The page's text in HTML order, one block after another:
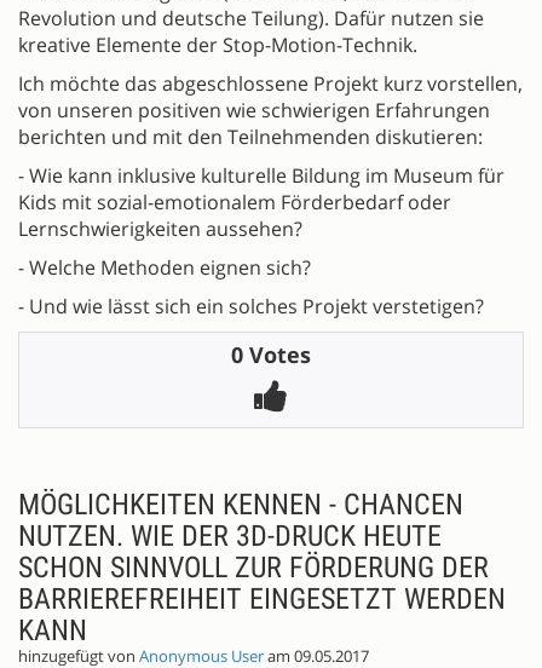
Revolution und deutsche Teilung). Dafür nutzen sie
kreative Elemente der Stop-Motion-Technik.
Ich möchte das abgeschlossene Projekt kurz vorstellen,
von unseren positiven wie schwierigen Erfahrungen
berichten und mit den Teilnehmenden diskutieren:
- Wie kann inklusive kulturelle Bildung im Museum für
Kids mit sozial-emotionalem Förderbedarf oder
Lernschwierigkeiten aussehen?
- Welche Methoden eignen sich?
- Und wie lässt sich ein solches Projekt verstetigen?
0 Votes
MÖGLICHKEITEN KENNEN - CHANCEN
NUTZEN. WIE DER 3D-DRUCK HEUTE
SCHON SINNVOLL ZUR FÖRDERUNG DER
BARRIEREFREIHEIT EINGESETZT WERDEN
KANN
hinzugefügt von Anonymous Useram 09.05.2017